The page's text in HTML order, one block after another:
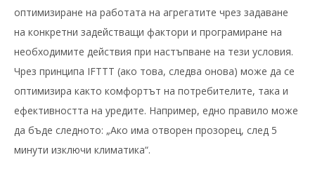
оптимизиране на работата на агрегатите чрез задаване
на конкретни задействащи фактори и програмиране на
необходимите действия при настъпване на тези условия.
Чрез принципа IFTTT (ако това, следва онова) може да се
оптимизира както комфортът на потребителите, така и
ефективността на уредите. Например, едно правило може
да бъде следното: „Ако има отворен прозорец, след 5
минути изключи климатика“.